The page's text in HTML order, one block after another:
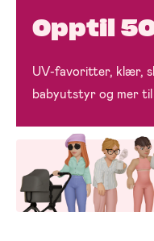
Opptil
UV-favoritter, klær,
babyutstyr og mer